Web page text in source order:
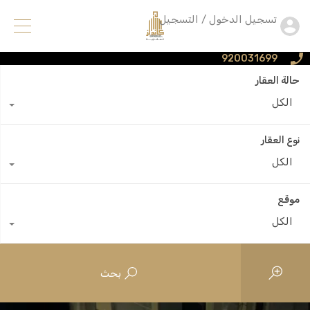
920031699
تسجيل الدخول / التسجيل
حالة العقار
الكل
نوع العقار
الكل
موقع
الكل
بحث